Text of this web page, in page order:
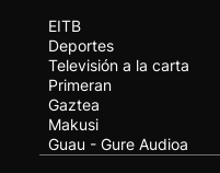
EITB
Deportes
Televisión a la carta
Primeran
Gaztea
Makusi
Guau - Gure Audioa